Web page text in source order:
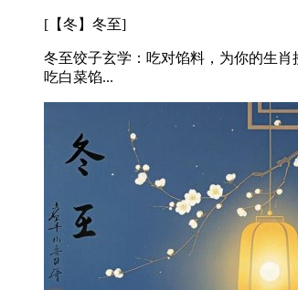
[【冬】冬至]
冬至饺子玄学：吃对馅料，为你的生
吃白菜馅...